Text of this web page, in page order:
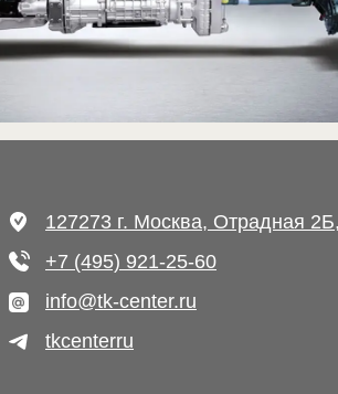
127273 г. Москва, Отрадная
+7 (495) 921-25-60
info@tk-center.ru
tkcenterru